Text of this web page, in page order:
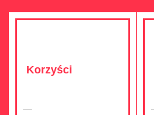
Korzyści